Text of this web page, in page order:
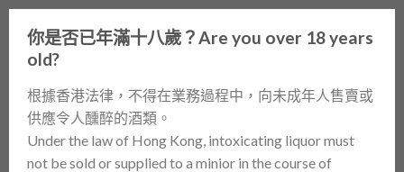
Skip
content
首頁 / 酒類產品 / WINES / 砵酒 / PORT / 美國 / USA
你是否已年滿十八歲？Are you over 18 years
old?
根據香港法律，不得在業務過程中，向未成年人售賣或
供應令人醺醉的酒類。
Under the law of Hong Kong, intoxicating liquor must
not be sold or supplied to a minior in the course of